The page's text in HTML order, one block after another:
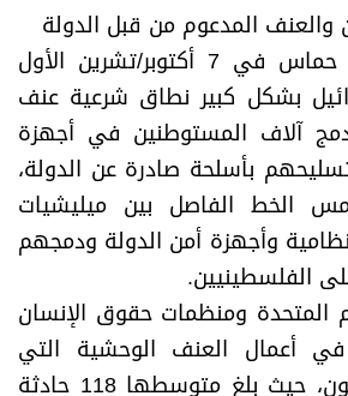
المدعوم من قبل الدولة
في أعقاب هجوم حماس في 7 أكتوبر/تشرين الأول
بشكل كبير نطاق شرعية عنف
آلاف المستوطنين في أجهزة
بأسلحة صادرة عن الدولة،
الخط الفاصل بين ميليشيات
وأجهزة أمن الدولة ودمجهم
الفلسطينيين.
المتحدة ومنظمات حقوق الإنسان
أعمال العنف الوحشية التي
يرتكبها المستوطنون، حيث بلغ متوسطها 118 حادثة